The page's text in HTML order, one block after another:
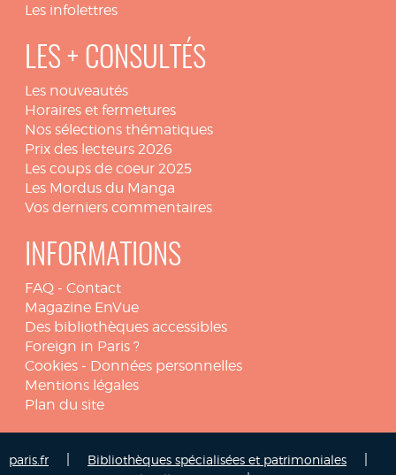
Les infolettres
LES + CONSULTÉS
Les nouveautés
Horaires et fermetures
Nos sélections thématiques
Prix des lecteurs 2026
Les coups de coeur 2025
Les Mordus du Manga
Vos derniers commentaires
INFORMATIONS
FAQ - Contact
Magazine EnVue
Des bibliothèques accessibles
Foreign in Paris ?
Cookies - Données personnelles
Mentions légales
Plan du site
paris.fr Bibliothèques spécialisées et patrimoniales